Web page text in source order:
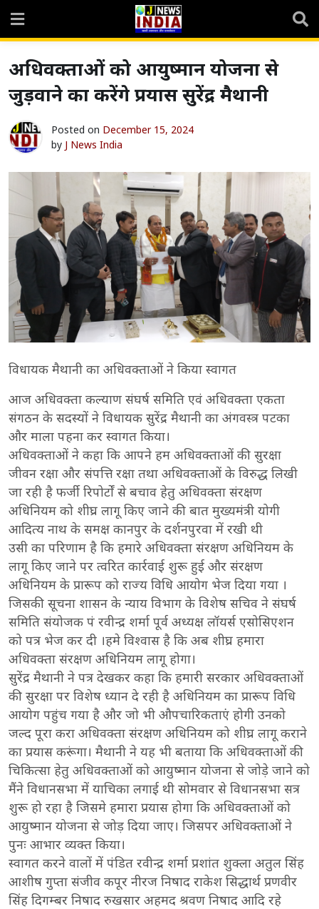
content
अधिवक्ताओं को आयुष्मान योजना से
जुड़वाने का करेंगे प्रयास सुरेंद्र मैथानी
Posted on December 15, 2024
by J News India
विधायक मैथानी का अधिवक्ताओं ने किया स्वागत
आज अधिवक्ता कल्याण संघर्ष समिति एवं अधिवक्ता एकता
संगठन के सदस्यों ने विधायक सुरेंद्र मैथानी का अंगवस्त्र पटका
और माला पहना कर स्वागत किया।
अधिवक्ताओं ने कहा कि आपने हम अधिवक्ताओं की सुरक्षा
जीवन रक्षा और संपत्ति रक्षा तथा अधिवक्ताओं के विरुद्ध लिखी
जा रही है फर्जी रिपोर्टों से बचाव हेतु अधिवक्ता संरक्षण
अधिनियम को शीघ्र लागू किए जाने की बात मुख्यमंत्री योगी
आदित्य नाथ के समक्ष कानपुर के दर्शनपुरवा में रखी थी
उसी का परिणाम है कि हमारे अधिवक्ता संरक्षण अधिनियम के
लागू किए जाने पर त्वरित कार्रवाई शुरू हुई और संरक्षण
अधिनियम के प्रारूप को राज्य विधि आयोग भेज दिया गया ।
जिसकी सूचना शासन के न्याय विभाग के विशेष सचिव ने संघर्ष
समिति संयोजक पं रवीन्द्र शर्मा पूर्व अध्यक्ष लॉयर्स एसोसिएशन
को पत्र भेज कर दी ।हमे विश्वास है कि अब शीघ्र हमारा
अधिवक्ता संरक्षण अधिनियम लागू होगा।
सुरेंद्र मैथानी ने पत्र देखकर कहा कि हमारी सरकार अधिवक्ताओं
की सुरक्षा पर विशेष ध्यान दे रही है अधिनियम का प्रारूप विधि
आयोग पहुंच गया है और जो भी औपचारिकताएं होगी उनको
जल्द पूरा करा अधिवक्ता संरक्षण अधिनियम को शीघ्र लागू कराने
का प्रयास करूंगा। मैथानी ने यह भी बताया कि अधिवक्ताओं की
चिकित्सा हेतु अधिवक्ताओं को आयुष्मान योजना से जोड़े जाने को
मैंने विधानसभा में याचिका लगाई थी सोमवार से विधानसभा सत्र
शुरू हो रहा है जिसमे हमारा प्रयास होगा कि अधिवक्ताओं को
आयुष्मान योजना से जोड़ दिया जाए। जिसपर अधिवक्ताओं ने
पुनः आभार व्यक्त किया।
स्वागत करने वालों में पंडित रवीन्द्र शर्मा प्रशांत शुक्ला अतुल सिंह
आशीष गुप्ता संजीव कपूर नीरज निषाद राकेश सिद्धार्थ प्रणवीर
सिंह दिगम्बर निषाद रुखसार अहमद श्रवण निषाद आदि रहे